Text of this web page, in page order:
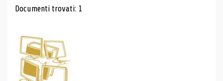
Risultati di ricerca
Documenti trovati: 1